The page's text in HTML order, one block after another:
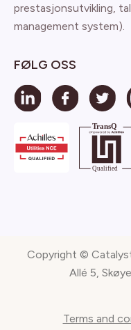
prestasjonsutvikling,
management system).
FØLG OSS
Copyright ©
Allé 5,
Terms and